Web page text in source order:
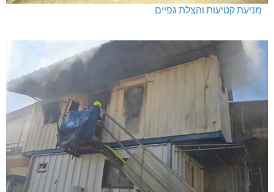
מניעת קטיעות והצלת גפיים